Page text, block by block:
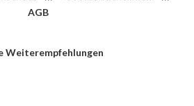
AGB
Weiterempfehlungen